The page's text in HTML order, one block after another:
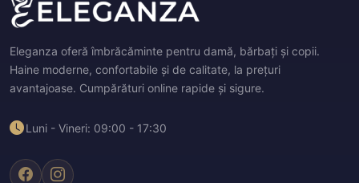
Eleganza oferă îmbrăcăminte pentru damă, bărbați și copii.
Haine moderne, confortabile și de calitate, la prețuri
avantajoase. Cumpărături online rapide și sigure.
Luni - Vineri: 09:00 - 17:30